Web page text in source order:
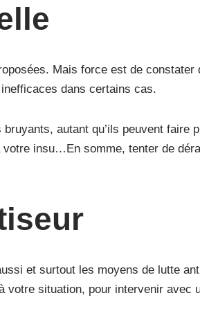
Mais force est de constater
dans certains cas.
autant qu’ils peuvent faire
insu…En somme, tenter de
et surtout les moyens de lutte
votre situation, pour intervenir avec